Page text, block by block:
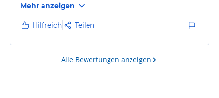
grandios. Das sollte man unbedingt mitbuchen.
Mehr anzeigen
Hilfreich Teilen
Alle Bewertungen anzeigen